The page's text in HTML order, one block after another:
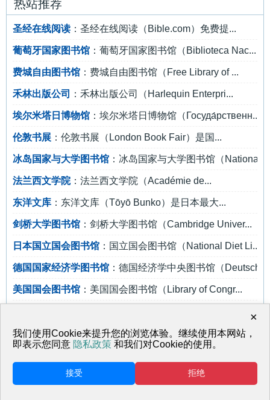
热站推荐
圣经在线阅读 ：圣经在线阅读（Bible.com）免费提...
葡萄牙国家图书馆 ：葡萄牙国家图书馆（Biblioteca Nac...
费城自由图书馆 ：费城自由图书馆（Free Library of ...
禾林出版公司 ：禾林出版公司（Harlequin Enterpri...
埃尔米塔日博物馆 ：埃尔米塔日博物馆（Госуда́рственн...
伦敦书展 ：伦敦书展（London Book Fair）是国...
冰岛国家与大学图书馆 ：冰岛国家与大学图书馆（National
法兰西文学院：法兰西文学院（Académie de...
东洋文库 ：东洋文库（Tōyō Bunko）是日本最大...
剑桥大学图书馆 ：剑桥大学图书馆（Cambridge Univer...
日本国立国会图书馆 ：国立国会图书馆（National Diet Li...
德国国家经济学图书馆 ：德国经济学中央图书馆（Deutsche
美国国会图书馆 ：美国国会图书馆（Library of Congr...
Scribd：Scribd是一个全球著名上传及分享在...
返回首页 网站地图
×
我们使用Cookie来提升您的浏览体验。继续使用本网站，
即表示您同意 隐私政策 和我们对Cookie的使用。
接受 拒绝